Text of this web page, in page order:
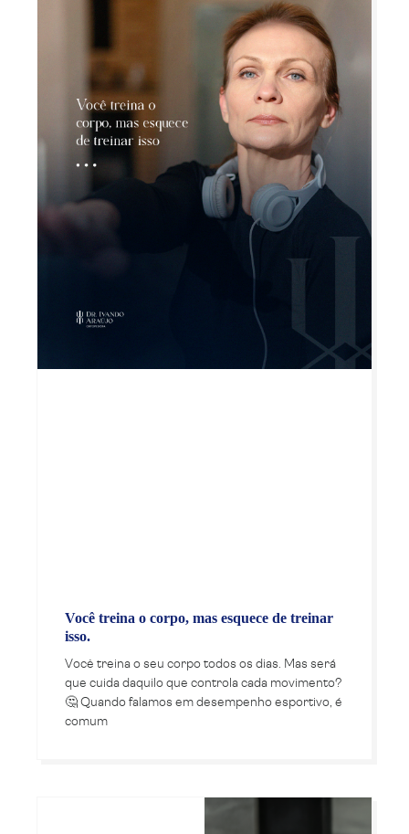
Você treina o corpo, mas esquece de treinar
isso.
Você treina o seu corpo todos os dias. Mas será
que cuida daquilo que controla cada movimento?
🤔 Quando falamos em desempenho esportivo, é
comum